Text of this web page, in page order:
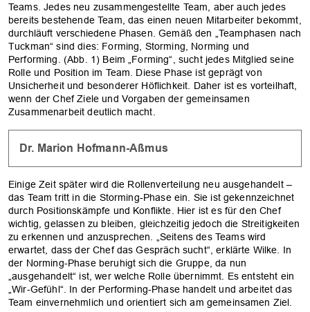
Teams. Jedes neu ­zusammengestellte Team, aber auch jedes
bereits bestehende Team, das einen neuen Mitarbeiter bekommt,
durchläuft verschiedene Phasen. Gemäß den „Teamphasen nach
Tuckman“ sind dies: Forming, Storming, Norming und
Performing. (Abb. 1) Beim „Forming“, sucht jedes Mitglied seine
Rolle und Position im Team. Diese Phase ist geprägt von
Unsicherheit und besonderer Höflichkeit. Daher ist es vorteilhaft,
wenn der Chef Ziele und Vorgaben der gemeinsamen
Zusammenarbeit deutlich macht.
Dr. Marion Hofmann-Aßmus
Einige Zeit später wird die Rollenverteilung neu ausgehandelt –
das Team tritt in die Storming-Phase ein. Sie ist gekennzeichnet
durch ­Positionskämpfe und Konflikte. Hier ist es für den Chef
wichtig, gelassen zu bleiben, gleichzeitig jedoch die Streitigkeiten
zu erkennen und anzusprechen. „Seitens des Teams wird
erwartet, dass der Chef das Gespräch sucht“, erklärte Wilke. In
der Norming-Phase beruhigt sich die Gruppe, da nun
„ausgehandelt“ ist, wer welche ­Rolle übernimmt. Es entsteht ein
„Wir-Gefühl“. In der Performing-­Phase handelt und arbeitet das
Team einvernehmlich und orientiert sich am gemeinsamen Ziel.